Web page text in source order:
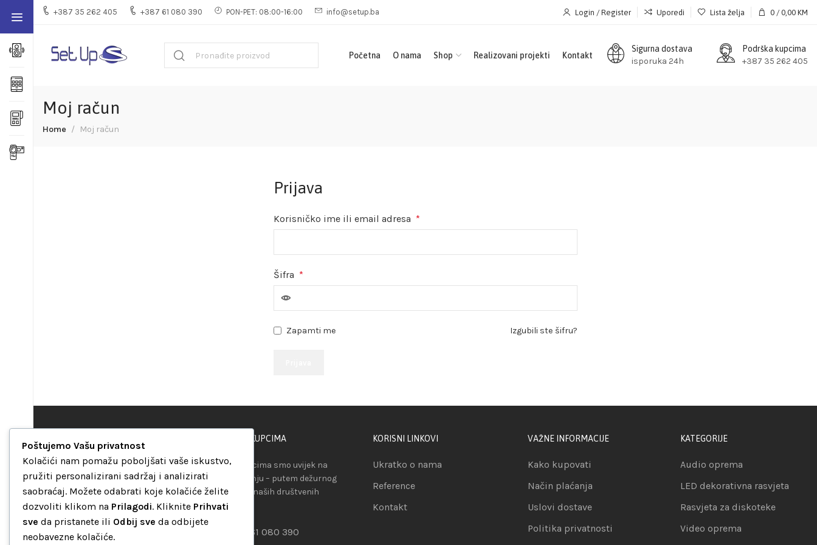
+387 35 262 405 +387 61 080 390 PON-PET: 08:00-16:00 info@setup.ba Login / Register Uporedi Lista želja 0 / 0,00 KM
Početna O nama Shop Realizovani projekti Kontakt
Sigurna dostava
isporuka 24h
Podrška kupcima
+387 35 262 405
Moj račun
Home Moj račun
Prijava
Korisničko ime ili email adresa *
Šifra *
Zapamti me Izgubili ste šifru?
“Set Up S” d.o.o.
Maršala Tita b.b.
Avaz Robot centar
75000 Tuzla
Bosna i Hercegovina
+387 35 262 405
info@setup.ba
PODRŠKA KUPCIMA
Našim kupcima smo uvijek na
raspolaganju – putem dežurnog
telefona ili naših društvenih
mreža.
+387 61 080 390
KORISNI LINKOVI
Ukratko o nama
Reference
Kontakt
VAŽNE INFORMACIJE
Kako kupovati
Način plaćanja
Uslovi dostave
Politika privatnosti
KATEGORIJE
Audio oprema
LED dekorativna rasvjeta
Rasvjeta za diskoteke
Video oprema
Poštujemo Vašu privatnost
Kolačići nam pomažu poboljšati vaše iskustvo,
pružiti personalizirani sadržaj i analizirati
saobraćaj. Možete odabrati koje kolačiće želite
dozvoliti klikom na Prilagodi. Kliknite Prihvati
sve da pristanete ili Odbij sve da odbijete
neobavezne kolačiće.